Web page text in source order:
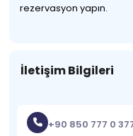
rezervasyon yapın.
İletişim Bilgileri
+90 850 777 0